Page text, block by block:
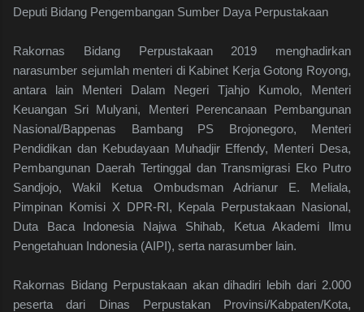
Deputi Bidang Pengembangan Sumber Daya Perpustakaan
Rakornas Bidang Perpustakaan 2019 menghadirkan
narasumber sejumlah menteri di Kabinet Kerja Gotong Royong,
antara lain Menteri Dalam Negeri Tjahjo Kumolo, Menteri
Keuangan Sri Mulyani, Menteri Perencanaan Pembangunan
Nasional/Bappenas Bambang PS Brojonegoro, Menteri
Pendidikan dan Kebudayaan Muhadjir Effendy, Menteri Desa,
Pembangunan Daerah Tertinggal dan Transmigrasi Eko Putro
Sandjojo, Wakil Ketua Ombudsman Adrianur E. Meliala,
Pimpinan Komisi X DPR-RI, Kepala Perpustakaan Nasional,
Duta Baca Indonesia Najwa Shihab, Ketua Akademi Ilmu
Pengetahuan Indonesia (AIPI), serta narasumber lain.
Rakornas Bidang Perpustakaan akan dihadiri lebih dari 2.000
peserta dari Dinas Perpustakan Provinsi/Kabpaten/Kota,